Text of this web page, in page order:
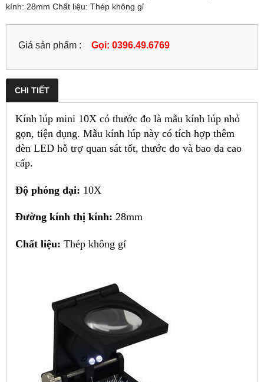
kính: 28mm Chất liệu: Thép không gỉ
Giá sản phẩm : Gọi: 0396.49.6769
CHI TIẾT
Kính lúp mini 10X có thước đo là mẫu kính lúp nhỏ
gọn, tiện dụng. Mẫu kính lúp này có tích hợp thêm
đèn LED hỗ trợ quan sát tốt, thước đo và bao da cao
cấp.
Độ phóng đại: 10X
Đường kính thị kính: 28mm
Chất liệu: Thép không gỉ